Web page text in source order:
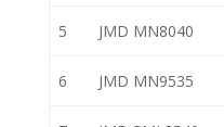
5 JMD MN8040
6 JMD MN9535